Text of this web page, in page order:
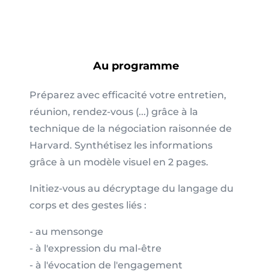
Au programme
Préparez avec efficacité votre entretien,
réunion, rendez-vous (...) grâce à la
technique de la négociation raisonnée de
Harvard. Synthétisez les informations
grâce à un modèle visuel en 2 pages.
Initiez-vous au décryptage du langage du
corps et des gestes liés :
- au mensonge
- à l'expression du mal-être
- à l'évocation de l'engagement